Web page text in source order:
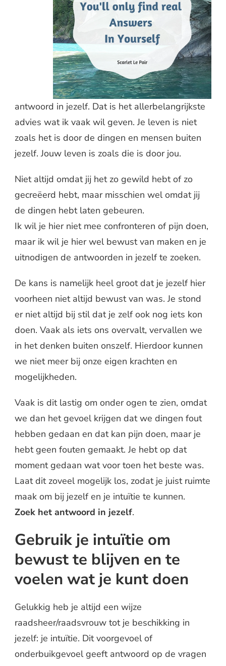
antwoord in jezelf. Dat is het allerbelangrijkste
advies wat ik vaak wil geven. Je leven is niet
zoals het is door de dingen en mensen buiten
jezelf. Jouw leven is zoals die is door jou.
Niet altijd omdat jij het zo gewild hebt of zo
gecreëerd hebt, maar misschien wel omdat jij
de dingen hebt laten gebeuren.
Ik wil je hier niet mee confronteren of pijn doen,
maar ik wil je hier wel bewust van maken en je
uitnodigen de antwoorden in jezelf te zoeken.
De kans is namelijk heel groot dat je jezelf hier
voorheen niet altijd bewust van was. Je stond
er niet altijd bij stil dat je zelf ook nog iets kon
doen. Vaak als iets ons overvalt, vervallen we
in het denken buiten onszelf. Hierdoor kunnen
we niet meer bij onze eigen krachten en
mogelijkheden.
Vaak is dit lastig om onder ogen te zien, omdat
we dan het gevoel krijgen dat we dingen fout
hebben gedaan en dat kan pijn doen, maar je
hebt geen fouten gemaakt. Je hebt op dat
moment gedaan wat voor toen het beste was.
Laat dit zoveel mogelijk los, zodat je juist ruimte
maak om bij jezelf en je intuïtie te kunnen.
Zoek het antwoord in jezelf.
Gebruik je intuïtie om
bewust te blijven en te
voelen wat je kunt doen
Gelukkig heb je altijd een wijze
raadsheer/raadsvrouw tot je beschikking in
jezelf: je intuïtie. Dit voorgevoel of
onderbuikgevoel geeft antwoord op de vragen